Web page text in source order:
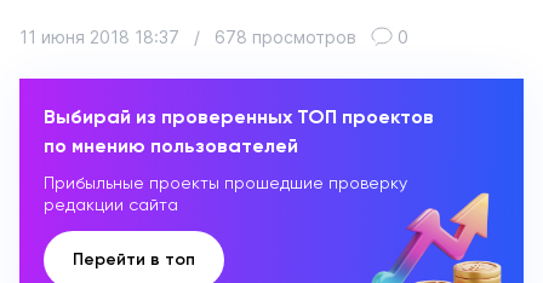
11 июня 2018 18:37 / 678 просмотров 0
Выбирай из проверенных ТОП проектов
по мнению пользователей
Прибыльные проекты прошедшие проверку
редакции сайта
Перейти в топ